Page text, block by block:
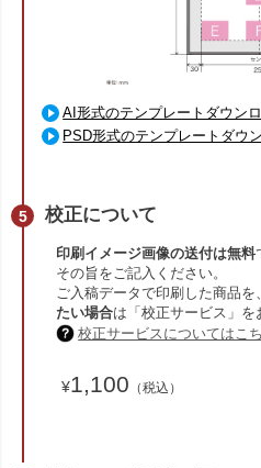
AI形式のテンプレートダウン
PSD形式のテンプレートダウ
校正について
印刷イメージ画像の送付は無料
その旨をご記入ください。
ご入稿データで印刷した商品を
たい場合は「校正サービス」を
校正サービスについてはこ
¥1,100 （税込）